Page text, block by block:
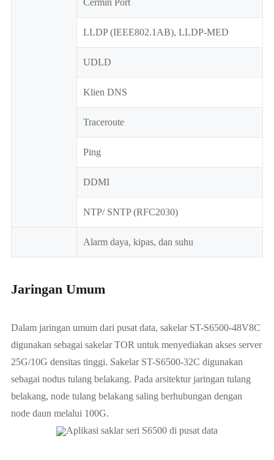
Cermin Port
LLDP (IEEE802.1AB), LLDP-MED
UDLD
Klien DNS
Traceroute
Ping
DDMI
NTP/ SNTP (RFC2030)
Alarm daya, kipas, dan suhu
Jaringan Umum
Dalam jaringan umum dari pusat data, sakelar ST-S6500-48V8C
digunakan sebagai sakelar TOR untuk menyediakan akses server
25G/10G densitas tinggi. Sakelar ST-S6500-32C digunakan
sebagai nodus tulang belakang. Pada arsitektur jaringan tulang
belakang, node tulang belakang saling berhubungan dengan
node daun melalui 100G.
Aplikasi saklar seri S6500 di pusat data